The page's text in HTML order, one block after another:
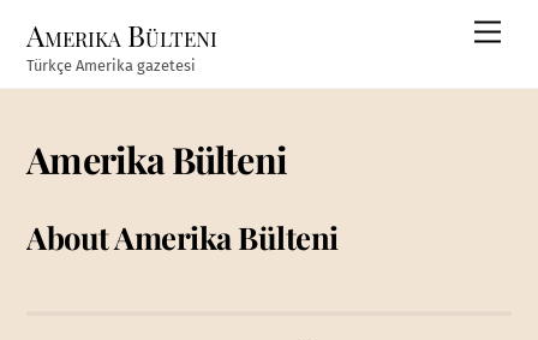
content
Amerika Bülteni
Türkçe Amerika gazetesi
Amerika Bülteni
AboutAmerika Bülteni